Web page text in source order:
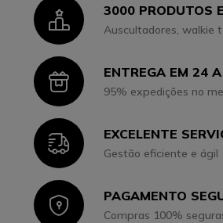
Icon3000 PRODUTOS
Auscultadores, walkie
IconENTREGA EM 24
95% expedições no
IconEXCELENTE
Gestão eficiente e ágil
IconPAGAMENTO
Compras 100%